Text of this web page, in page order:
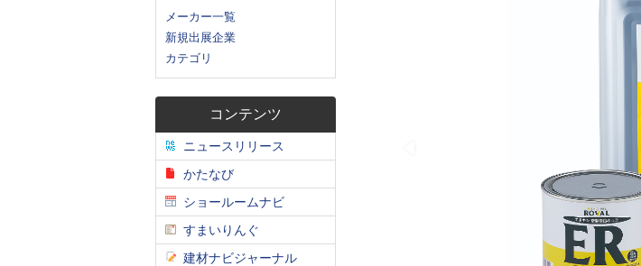
メーカー一覧
新規出展企業
カテゴリ
コンテンツ
ニュースリリース
かたなび
ショールームナビ
すまいりんぐ
建材ナビジャーナル